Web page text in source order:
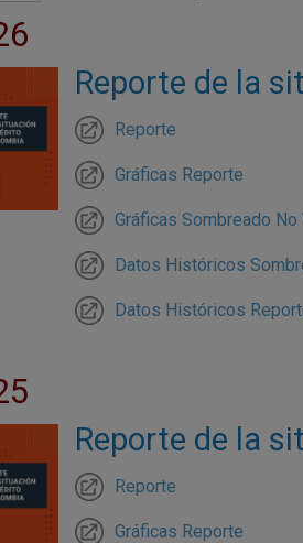
Reporte de la
Reporte
Gráficas Reporte
Gráficas Sombreado
Datos Históricos
Datos Históricos
Reporte de la
Reporte
Gráficas Reporte